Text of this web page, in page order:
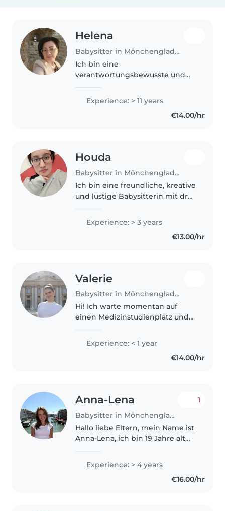
Helena
Babysitter in Mönchengladbach
Ich bin eine
verantwortungsbewusste und
von zwei Erwachsenen Kindern
weiß ich, wie man auf die
Experience: > 11 years
€14.00/hr
Houda
Babysitter in Mönchengladbach
Ich bin eine freundliche, kreative
und lustige Babysitterin mit drei
Kleinkindern und
Vorschulkindern. Ich spreche
Experience: > 3 years
€13.00/hr
Valerie
Babysitter in Mönchengladbach
Hi! Ich warte momentan auf
einen Medizinstudienplatz und
Kinderbetreuung. Während
meiner Schulzeit habe ich ein
Praktikum im Kindergarten
Experience: < 1 year
€14.00/hr
Anna-Lena
Babysitter in Mönchengladbach
1
Hallo liebe Eltern, mein Name ist
Anna-Lena, ich bin 19 Jahre alt
Mönchengladbach
(Neuwerk/Bettrath). Ich biete
zuverlässige und liebevolle
Experience: > 4 years
€16.00/hr